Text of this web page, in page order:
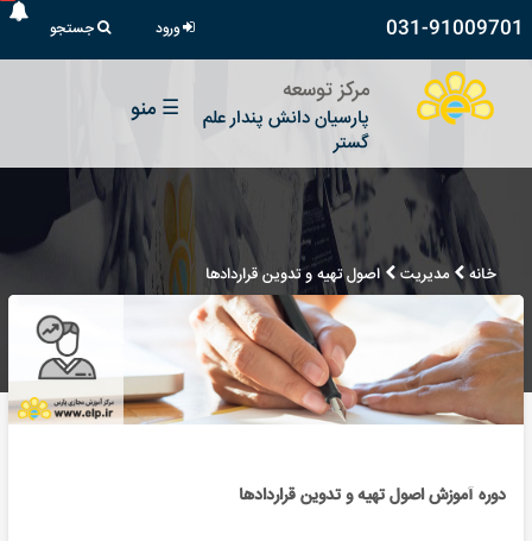
031-91009701 ورود جستجو
مرکز توسعه
پارسیان دانش پندار علم
گستر
☰ منو
خانه مدیریت اصول تهیه و تدوین قراردادها
دوره آموزش اصول تهیه و تدوین قراردادها